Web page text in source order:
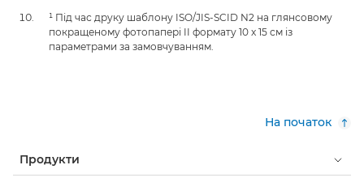
¹ Під час друку шаблону ISO/JIS-SCID N2 на глянсовому
покращеному фотопапері II формату 10 x 15 см із
параметрами за замовчуванням.
На початок
Продукти